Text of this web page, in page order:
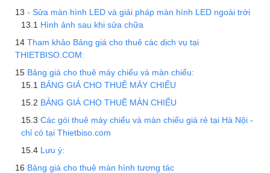
- Sửa màn hình LED và giải pháp màn hình LED ngoài trời
Hình ảnh sau khi sửa chữa
Tham khảo Bảng giá cho thuê các dịch vụ tại
THIETBISO.COM:
Bảng giá cho thuê máy chiếu và màn chiếu:
BẢNG GIÁ CHO THUÊ MÁY CHIẾU
BẢNG GIÁ CHO THUÊ MÀN CHIẾU
Các gói thuê máy chiếu và màn chiếu giá rẻ tại Hà Nội -
chỉ có tại Thietbiso.com
Lưu ý:
Bảng giá cho thuê màn hình tương tác